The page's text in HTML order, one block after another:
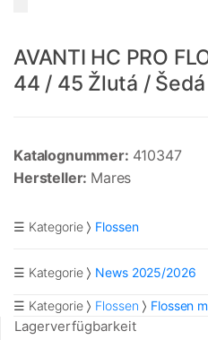
AVANTI HC PRO
44 / 45 Žlutá / Šedá
Katalognummer: 410347
Hersteller: Mares
☰ Kategorie Flossen
☰ Kategorie News 2025/2026
☰ Kategorie Flossen Flossen
Lagerverfügbarkeit